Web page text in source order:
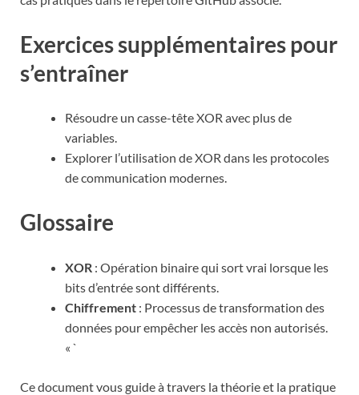
Exercices supplémentaires pour
s’entraîner
Résoudre un casse-tête XOR avec plus de
variables.
Explorer l’utilisation de XOR dans les protocoles
de communication modernes.
Glossaire
XOR : Opération binaire qui sort vrai lorsque les
bits d’entrée sont différents.
Chiffrement : Processus de transformation des
données pour empêcher les accès non autorisés.
« `
Ce document vous guide à travers la théorie et la pratique